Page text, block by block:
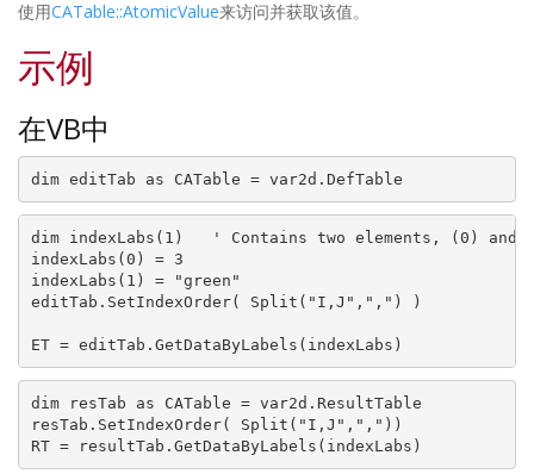
使用CATable::AtomicValue来访问并获取该值。
示例
在VB中
dim indexLabs(1)   ' Contains two elements, (0) and
indexLabs(0) = 3
indexLabs(1) = "green"
editTab.SetIndexOrder( Split("I,J",",") )
dim resTab as CATable = var2d.ResultTable
resTab.SetIndexOrder( Split("I,J",","))